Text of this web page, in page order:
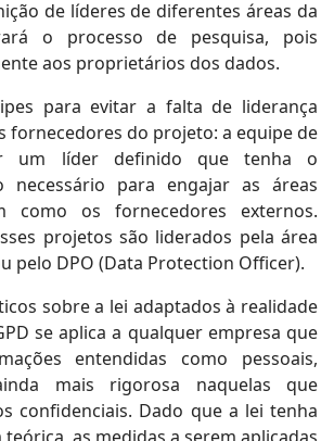
de líderes de diferentes áreas da
o processo de pesquisa, pois
aos proprietários dos dados.
para evitar a falta de liderança
fornecedores do projeto: a equipe de
um líder definido que tenha o
necessário para engajar as áreas
como os fornecedores externos.
projetos são liderados pela área
pelo DPO (Data Protection Officer).
sobre a lei adaptados à realidade
se aplica a qualquer empresa que
entendidas como pessoais,
mais rigorosa naquelas que
confidenciais. Dado que a lei tenha